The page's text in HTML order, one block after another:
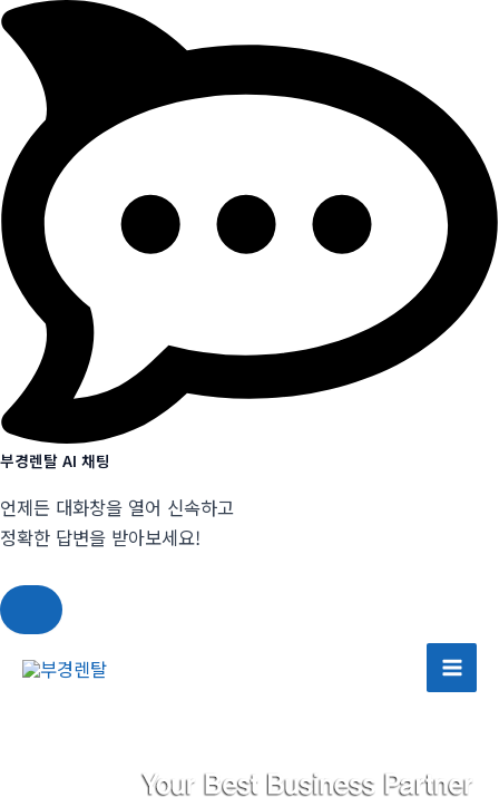
부경렌탈 AI 채팅
언제든 대화창을 열어 신속하고
정확한 답변을 받아보세요!
Main